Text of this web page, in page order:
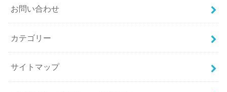
お問い合わせ
カテゴリー
サイトマップ